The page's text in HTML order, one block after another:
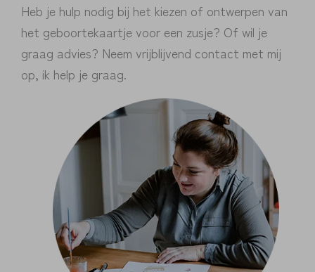
Heb je hulp nodig bij het kiezen of ontwerpen van
het geboortekaartje voor een zusje? Of wil je
graag advies? Neem vrijblijvend contact met mij
op, ik help je graag.